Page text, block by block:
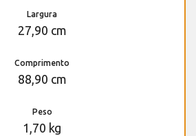
Largura
27,90 cm
Comprimento
88,90 cm
Peso
1,70 kg